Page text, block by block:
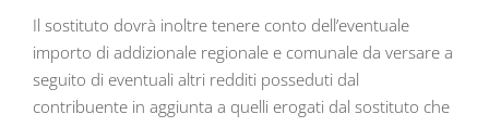
Il sostituto dovrà inoltre tenere conto dell’eventuale
importo di addizionale regionale e comunale da versare a
seguito di eventuali altri redditi posseduti dal
contribuente in aggiunta a quelli erogati dal sostituto che